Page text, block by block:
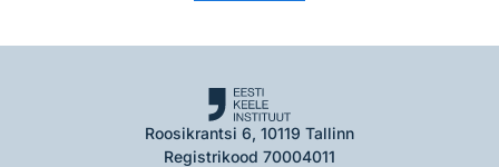
Roosikrantsi 6, 10119 Tallinn
Registrikood 70004011